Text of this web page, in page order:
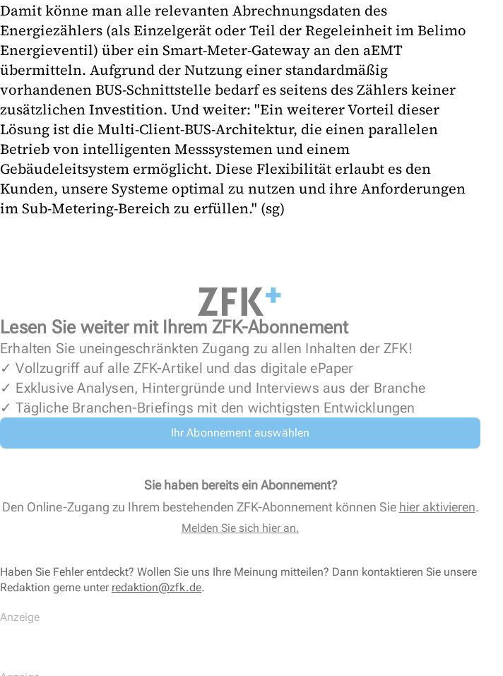
Damit könne man alle relevanten Abrechnungsdaten des
Energiezählers (als Einzelgerät oder Teil der Regeleinheit im Belimo
Energieventil) über ein Smart-Meter-Gateway an den aEMT
übermitteln. Aufgrund der Nutzung einer standardmäßig
vorhandenen BUS-Schnittstelle bedarf es seitens des Zählers keiner
zusätzlichen Investition. Und weiter: "Ein weiterer Vorteil dieser
Lösung ist die Multi-Client-BUS-Architektur, die einen parallelen
Betrieb von intelligenten Messsystemen und einem
Gebäudeleitsystem ermöglicht. Diese Flexibilität erlaubt es den
Kunden, unsere Systeme optimal zu nutzen und ihre Anforderungen
im Sub-Metering-Bereich zu erfüllen." (sg)
Lesen Sie weiter mit Ihrem ZFK-Abonnement
Erhalten Sie uneingeschränkten Zugang zu allen Inhalten der ZFK!
✓ Vollzugriff auf alle ZFK-Artikel und das digitale ePaper
✓ Exklusive Analysen, Hintergründe und Interviews aus der Branche
✓ Tägliche Branchen-Briefings mit den wichtigsten Entwicklungen
Ihr Abonnement auswählen
Sie haben bereits ein Abonnement?
Den Online-Zugang zu Ihrem bestehenden ZFK-Abonnement können Sie hier aktivieren.
Melden Sie sich hier an.
Haben Sie Fehler entdeckt? Wollen Sie uns Ihre Meinung mitteilen? Dann kontaktieren Sie unsere
Redaktion gerne unter redaktion@zfk.de.